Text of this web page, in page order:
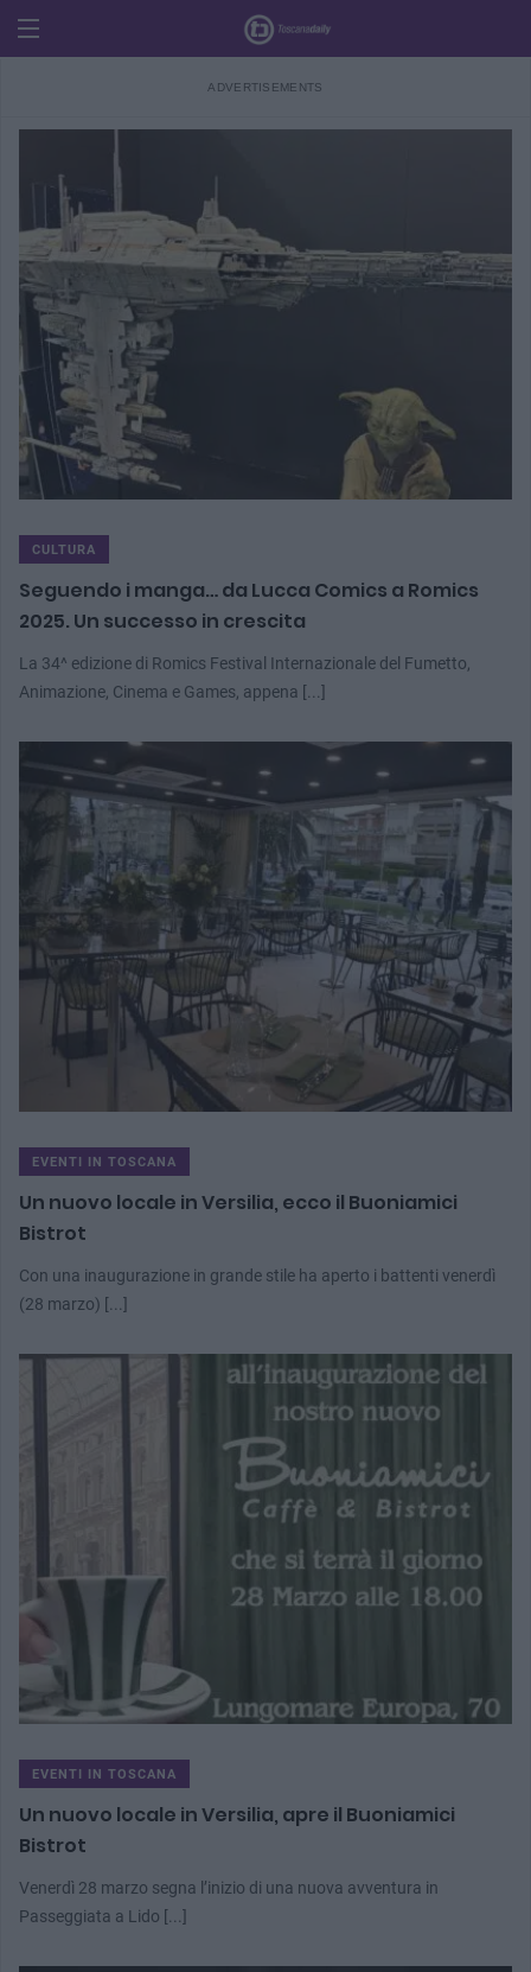
CULTURA
Seguendo i manga… da Lucca Comics a Romics
2025. Un successo in crescita
La 34^ edizione di Romics Festival Internazionale del Fumetto,
Animazione, Cinema e Games, appena [...]
EVENTI IN TOSCANA
Un nuovo locale in Versilia, ecco il Buoniamici
Bistrot
Con una inaugurazione in grande stile ha aperto i battenti venerdì
(28 marzo) [...]
EVENTI IN TOSCANA
Un nuovo locale in Versilia, apre il Buoniamici
Bistrot
Venerdì 28 marzo segna l’inizio di una nuova avventura in
Passeggiata a Lido [...]